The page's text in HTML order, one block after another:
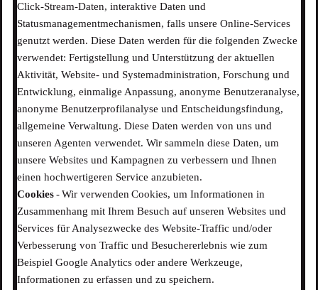
Click-Stream-Daten, interaktive Daten und
Statusmanagementmechanismen, falls unsere Online-Services
genutzt werden. Diese Daten werden für die folgenden Zwecke
verwendet: Fertigstellung und Unterstützung der aktuellen
Aktivität, Website- und Systemadministration, Forschung und
Entwicklung, einmalige Anpassung, anonyme Benutzeranalyse,
anonyme Benutzerprofilanalyse und Entscheidungsfindung,
allgemeine Verwaltung. Diese Daten werden von uns und
unseren Agenten verwendet. Wir sammeln diese Daten, um
unsere Websites und Kampagnen zu verbessern und Ihnen
einen hochwertigeren Service anzubieten.
Cookies- Wir verwenden Cookies, um Informationen in
Zusammenhang mit Ihrem Besuch auf unseren Websites und
Services für Analysezwecke des Website-Traffic und/oder
Verbesserung von Traffic und Besuchererlebnis wie zum
Beispiel Google Analytics oder andere Werkzeuge,
Informationen zu erfassen und zu speichern.